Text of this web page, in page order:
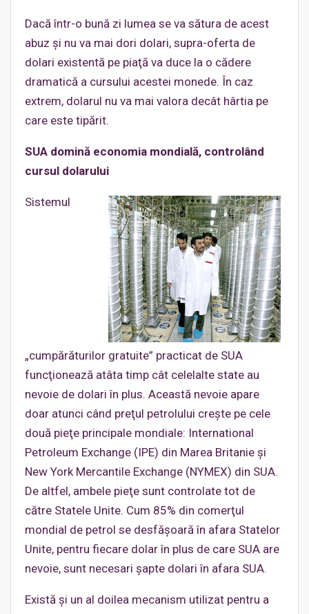
Dacă într-o bună zi lumea se va sătura de acest
abuz şi nu va mai dori dolari, supra-oferta de
dolari existentă pe piaţă va duce la o cădere
dramatică a cursului acestei monede. În caz
extrem, dolarul nu va mai valora decât hârtia pe
care este tipărit.
SUA domină economia mondială, controlând
cursul dolarului
Sistemul
„cumpărăturilor gratuite” practicat de SUA
funcţionează atâta timp cât celelalte state au
nevoie de dolari în plus. Această nevoie apare
doar atunci când preţul petrolului creşte pe cele
două pieţe principale mondiale: International
Petroleum Exchange (IPE) din Marea Britanie şi
New York Mercantile Exchange (NYMEX) din SUA.
De altfel, ambele pieţe sunt controlate tot de
către Statele Unite. Cum 85% din comerţul
mondial de petrol se desfăşoară în afara Statelor
Unite, pentru fiecare dolar în plus de care SUA are
nevoie, sunt necesari şapte dolari în afara SUA.
Există şi un al doilea mecanism utilizat pentru a